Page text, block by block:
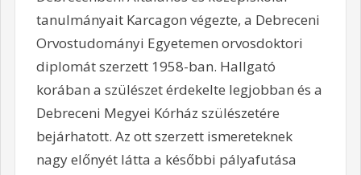
tanulmányait Karcagon végezte, a Debreceni
Orvostudományi Egyetemen orvosdoktori
diplomát szerzett 1958-ban. Hallgató
korában a szülészet érdekelte legjobban és a
Debreceni Megyei Kórház szülészetére
bejárhatott. Az ott szerzett ismereteknek
nagy előnyét látta a későbbi pályafutása